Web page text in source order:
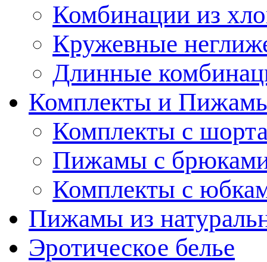
Комбинации из
Кружевные
Длинные
Комплекты и
Комплекты с
Пижамы с
Комплекты с
Пижамы из
Эротическое белье